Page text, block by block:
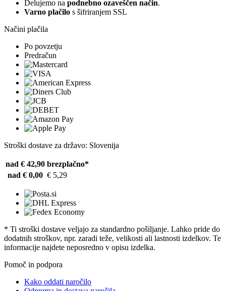
Delujemo na podnebno ozaveščen način.
Varno plačilo s šifriranjem SSL
Načini plačila
Po povzetju
Predračun
Stroški dostave za državo: Slovenija
nad € 42,90 brezplačno*
nad € 0,00 € 5,29
* Ti stroški dostave veljajo za standardno pošiljanje. Lahko pride do
dodatnih stroškov, npr. zaradi teže, velikosti ali lastnosti izdelkov. Te
informacije najdete neposredno v opisu izdelka.
Pomoč in podpora
Kako oddati naročilo